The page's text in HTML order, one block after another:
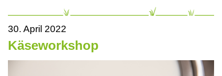
30. April 2022
Käseworkshop